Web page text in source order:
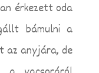
érkezett oda
bámulni a
az anyjára, de